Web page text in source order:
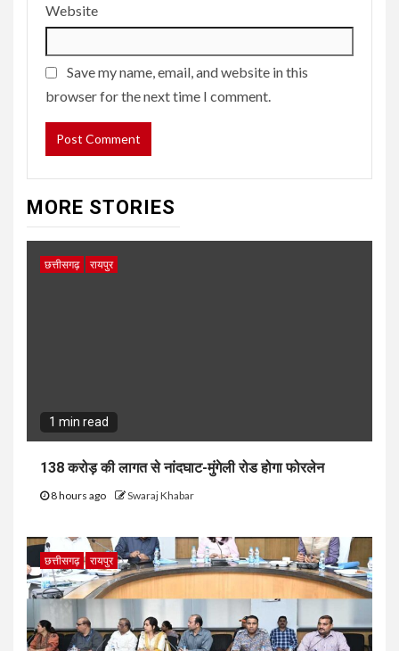
Website
Save my name, email, and website in this
browser for the next time I comment.
MORE STORIES
छत्तीसगढ़ रायपुर
1 min read
138 करोड़ की लागत से नांदघाट-मुंगेली रोड होगा फोरलेन
8 hours ago Swaraj Khabar
छत्तीसगढ़ रायपुर